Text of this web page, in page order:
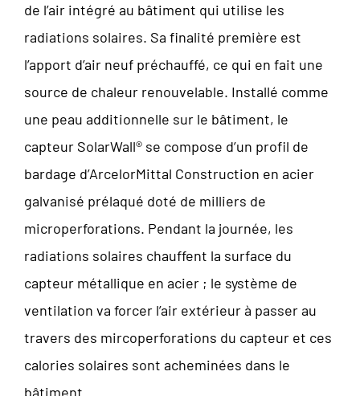
de l’air intégré au bâtiment qui utilise les
radiations solaires. Sa finalité première est
l’apport d’air neuf préchauffé, ce qui en fait une
source de chaleur renouvelable. Installé comme
une peau additionnelle sur le bâtiment, le
capteur SolarWall® se compose d’un profil de
bardage d’ArcelorMittal Construction en acier
galvanisé prélaqué doté de milliers de
microperforations. Pendant la journée, les
radiations solaires chauffent la surface du
capteur métallique en acier ; le système de
ventilation va forcer l’air extérieur à passer au
travers des mircoperforations du capteur et ces
calories solaires sont acheminées dans le
bâtiment.